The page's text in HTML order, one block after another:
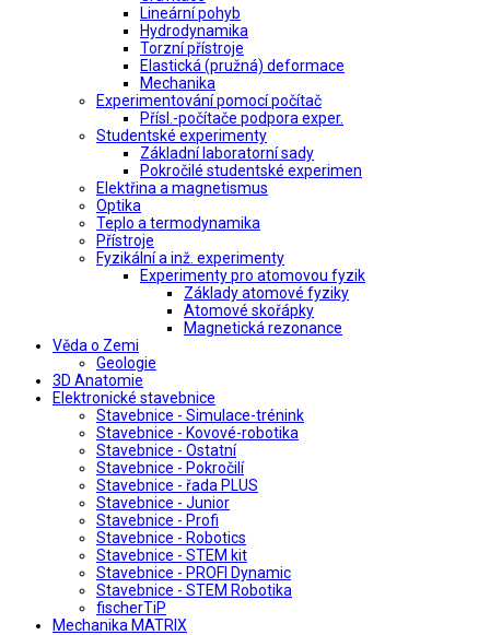
Lineární pohyb
Hydrodynamika
Torzní přístroje
Elastická (pružná) deformace
Mechanika
Experimentování pomocí počítač
Přísl.-počítače podpora exper.
Studentské experimenty
Základní laboratorní sady
Pokročilé studentské experimen
Elektřina a magnetismus
Optika
Teplo a termodynamika
Přístroje
Fyzikální a inž. experimenty
Experimenty pro atomovou fyzik
Základy atomové fyziky
Atomové skořápky
Magnetická rezonance
Věda o Zemi
Geologie
3D Anatomie
Elektronické stavebnice
Stavebnice - Simulace-trénink
Stavebnice - Kovové-robotika
Stavebnice - Ostatní
Stavebnice - Pokročilí
Stavebnice - řada PLUS
Stavebnice - Junior
Stavebnice - Profi
Stavebnice - Robotics
Stavebnice - STEM kit
Stavebnice - PROFI Dynamic
Stavebnice - STEM Robotika
fischerTiP
Mechanika MATRIX